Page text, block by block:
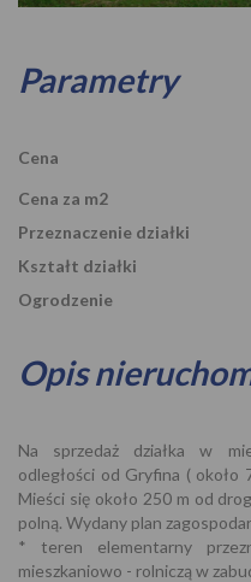
Parametry
Cena
Cena za m2
Przeznaczenie działki
Kształt działki
Ogrodzenie
Opis
Na sprzedaż działka w
odległości od Gryfina ( około
Mieści się około 250 m od
polną. Wydany plan
* teren elementarny
mieszkaniowo - rolniczą w